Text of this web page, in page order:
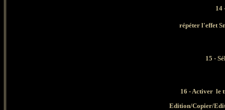
14
répéter l'effet
15 -
16 - Activer le
Edition/Copier/